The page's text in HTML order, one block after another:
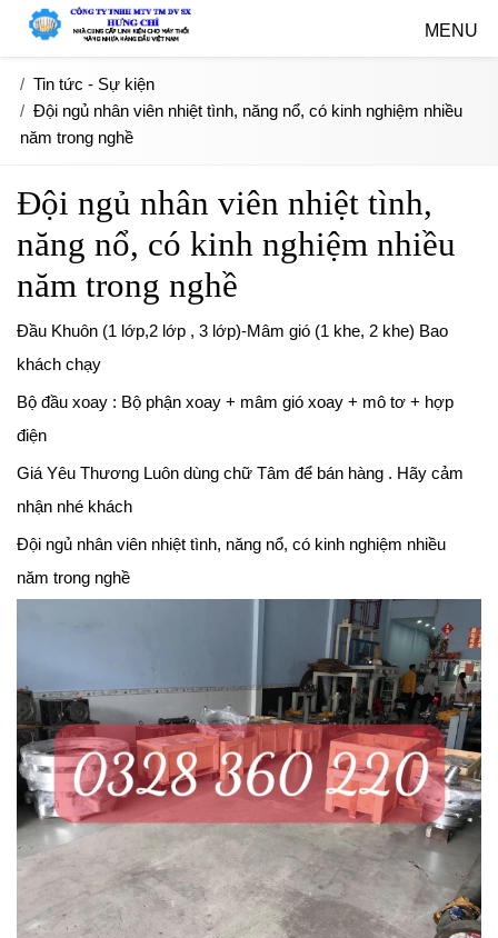
MENU
Tin tức - Sự kiện
Đội ngủ nhân viên nhiệt tình, năng nổ, có kinh nghiệm nhiều
năm trong nghề
Đội ngủ nhân viên nhiệt tình,
năng nổ, có kinh nghiệm nhiều
năm trong nghề
Đầu Khuôn (1 lớp,2 lớp , 3 lớp)-Mâm gió (1 khe, 2 khe) Bao
khách chạy
Bộ đầu xoay : Bộ phận xoay + mâm gió xoay + mô tơ + hợp
điện
Giá Yêu Thương Luôn dùng chữ Tâm để bán hàng . Hãy cảm
nhận nhé khách
Đội ngủ nhân viên nhiệt tình, năng nổ, có kinh nghiệm nhiều
năm trong nghề